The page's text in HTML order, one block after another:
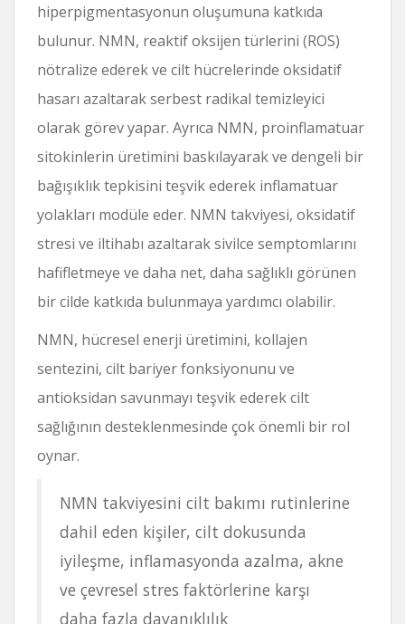
hiperpigmentasyonun oluşumuna katkıda
bulunur. NMN, reaktif oksijen türlerini (ROS)
nötralize ederek ve cilt hücrelerinde oksidatif
hasarı azaltarak serbest radikal temizleyici
olarak görev yapar. Ayrıca NMN, proinflamatuar
sitokinlerin üretimini baskılayarak ve dengeli bir
bağışıklık tepkisini teşvik ederek inflamatuar
yolakları modüle eder. NMN takviyesi, oksidatif
stresi ve iltihabı azaltarak sivilce semptomlarını
hafifletmeye ve daha net, daha sağlıklı görünen
bir cilde katkıda bulunmaya yardımcı olabilir.
NMN, hücresel enerji üretimini, kollajen
sentezini, cilt bariyer fonksiyonunu ve
antioksidan savunmayı teşvik ederek cilt
sağlığının desteklenmesinde çok önemli bir rol
oynar.
NMN takviyesini cilt bakımı rutinlerine
dahil eden kişiler, cilt dokusunda
iyileşme, inflamasyonda azalma, akne
ve çevresel stres faktörlerine karşı
daha fazla dayanıklılık